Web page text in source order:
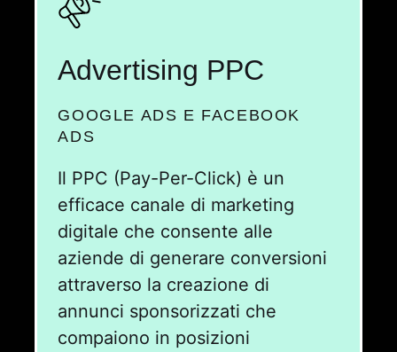
Advertising PPC
GOOGLE ADS E FACEBOOK
ADS
Il PPC (Pay-Per-Click) è un
efficace canale di marketing
digitale che consente alle
aziende di generare conversioni
attraverso la creazione di
annunci sponsorizzati che
compaiono in posizioni